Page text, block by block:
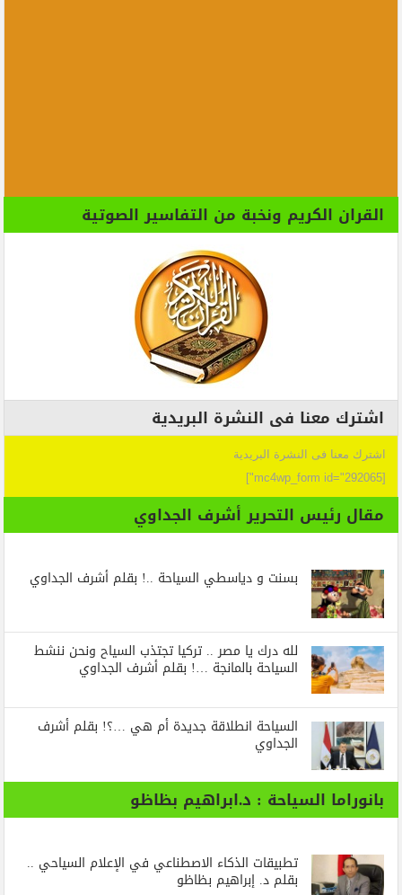
القران الكريم ونخبة من التفاسير الصوتية
اشترك معنا فى النشرة البريدية
اشترك معنا فى النشرة البريدية
[mc4wp_form id="292065"]
مقال رئيس التحرير أشرف الجداوي
بسنت و دياسطي السياحة ..! بقلم أشرف الجداوي
لله درك يا مصر .. تركيا تجتذب السياح ونحن ننشط
السياحة بالمانجة …! بقلم أشرف الجداوي
السياحة انطلاقة جديدة أم هي …؟! بقلم أشرف
الجداوي
بانوراما السياحة : د.ابراهيم بظاظو
تطبيقات الذكاء الاصطناعي في الإعلام السياحي ..
بقلم د. إبراهيم بظاظو